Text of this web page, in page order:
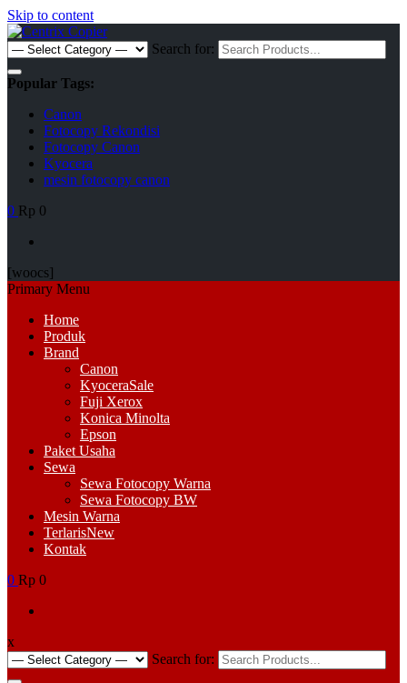
Skip to content
Search for:
Popular Tags:
Canon
Fotocopy Rekondisi
Fotocopy Canon
Kyocera
mesin fotocopy canon
0 Rp 0
[woocs]
Primary Menu
Home
Produk
Brand
Canon
KyoceraSale
Fuji Xerox
Konica Minolta
Epson
Paket Usaha
Sewa
Sewa Fotocopy Warna
Sewa Fotocopy BW
Mesin Warna
TerlarisNew
Kontak
0 Rp 0
x
Search for: